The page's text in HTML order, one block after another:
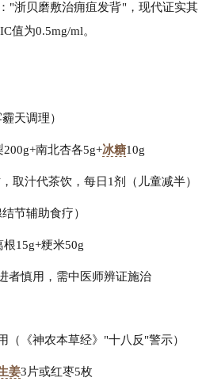
"浙贝磨敷治痈疽发背"，现代证实其
值为0.5mg/ml。
天调理）
南北杏各5g+冰糖10g
取汁代茶饮，每日1剂（儿童减半）
节辅助食疗）
15g+粳米50g
者慎用，需中医师辨证施治
（《神农本草经》"十八反"警示）
姜3片或红枣5枚